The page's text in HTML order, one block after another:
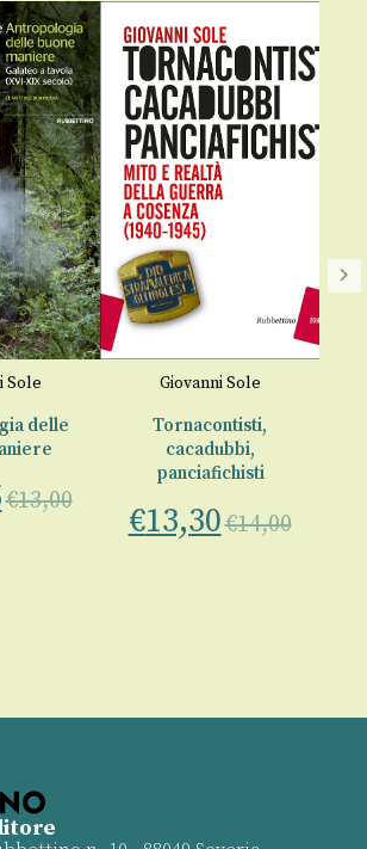
Sole
delle
€13,00
Giovanni Sole
Tornacontisti,
cacadubbi,
panciafichisti
€13,30€14,00